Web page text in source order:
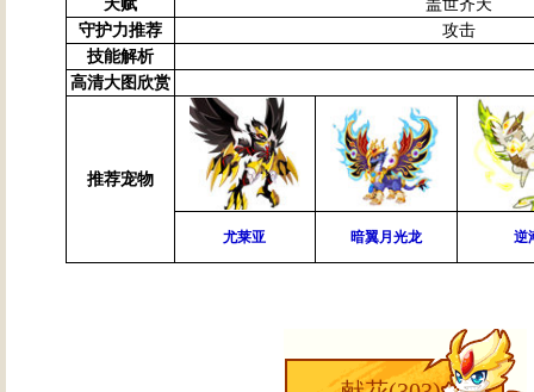
天赋
盖世齐天
守护力推荐
攻击
技能解析
高清大图欣赏
推荐宠物
尤莱亚 暗翼月光龙 逆